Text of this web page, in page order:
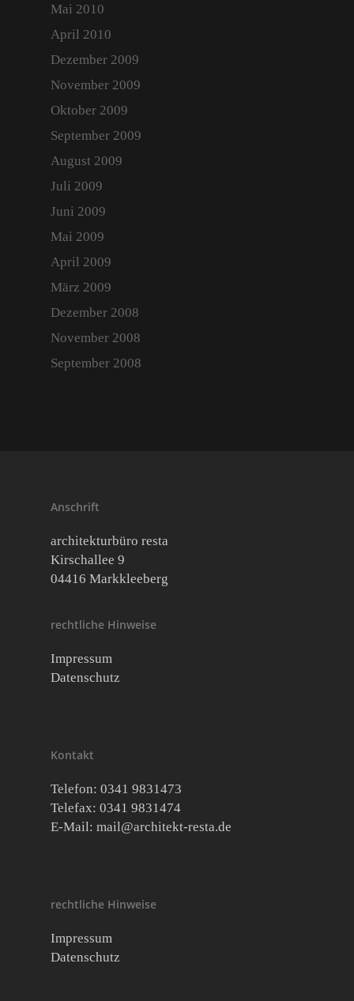
Mai 2010
April 2010
Dezember 2009
November 2009
Oktober 2009
September 2009
August 2009
Juli 2009
Juni 2009
Mai 2009
April 2009
März 2009
Dezember 2008
November 2008
September 2008
Anschrift
architekturbüro resta
Kirschallee 9
04416 Markkleeberg
rechtliche Hinweise
Impressum
Datenschutz
Kontakt
Telefon: 0341 9831473
Telefax: 0341 9831474
E-Mail: mail@architekt-resta.de
rechtliche Hinweise
Impressum
Datenschutz